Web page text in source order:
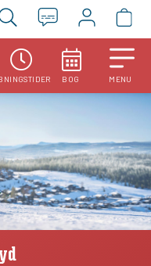
BOG MENU